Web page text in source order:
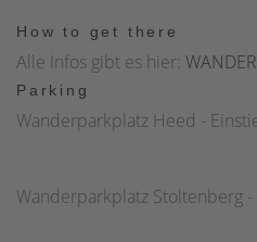
M“ kann man auch prima
entdecken.
How to get there
Alle Infos gibt es hier:
Parking
Wanderparkplatz Heed -
Wanderparkplatz Stoltenberg